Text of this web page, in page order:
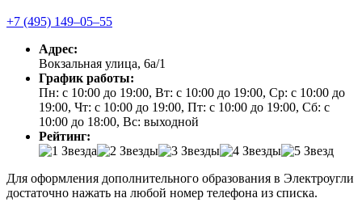
+7 (495) 149‒05‒55
Адрес:
Вокзальная улица, 6а/1
График работы:
Пн: с 10:00 до 19:00, Вт: с 10:00 до 19:00, Ср: с 10:00 до
19:00, Чт: с 10:00 до 19:00, Пт: с 10:00 до 19:00, Сб: с
10:00 до 18:00, Вс: выходной
Рейтинг:
Для оформления дополнительного образования в Электроугли
достаточно нажать на любой номер телефона из списка.